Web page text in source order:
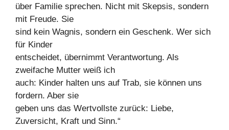
über Familie sprechen. Nicht mit Skepsis, sondern
mit Freude. Sie
sind kein Wagnis, sondern ein Geschenk. Wer sich
für Kinder
entscheidet, übernimmt Verantwortung. Als
zweifache Mutter weiß ich
auch: Kinder halten uns auf Trab, sie können uns
fordern. Aber sie
geben uns das Wertvollste zurück: Liebe,
Zuversicht, Kraft und Sinn.“